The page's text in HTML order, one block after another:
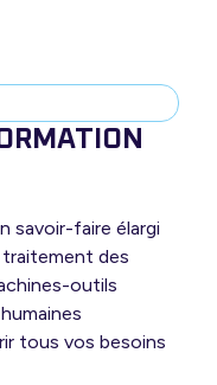
savoir-faire élargi
des
outils
tous vos besoins